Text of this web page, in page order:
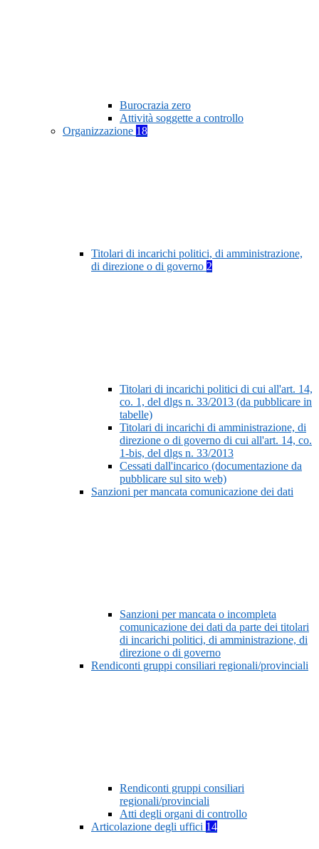
Burocrazia zero
Attività soggette a controllo
Organizzazione 18
Titolari di incarichi politici, di amministrazione,
di direzione o di governo 2
Titolari di incarichi politici di cui all'art. 14,
co. 1, del dlgs n. 33/2013 (da pubblicare in
tabelle)
Titolari di incarichi di amministrazione, di
direzione o di governo di cui all'art. 14, co.
1-bis, del dlgs n. 33/2013
Cessati dall'incarico (documentazione da
pubblicare sul sito web)
Sanzioni per mancata comunicazione dei dati
Sanzioni per mancata o incompleta
comunicazione dei dati da parte dei titolari
di incarichi politici, di amministrazione, di
direzione o di governo
Rendiconti gruppi consiliari regionali/provinciali
Rendiconti gruppi consiliari
regionali/provinciali
Atti degli organi di controllo
Articolazione degli uffici 14